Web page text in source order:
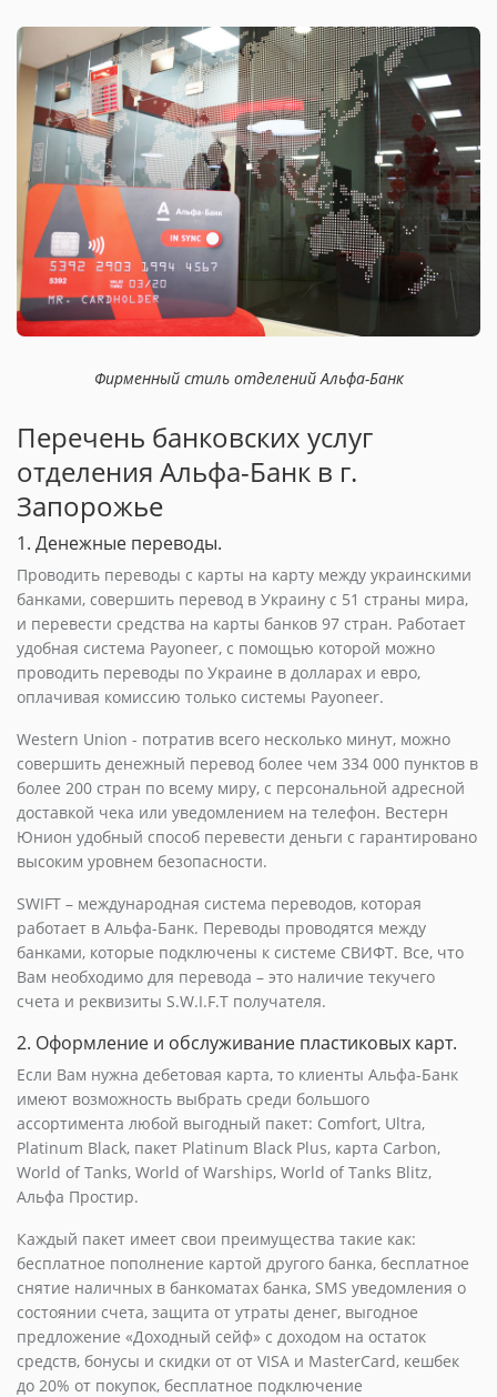
Фирменный стиль отделений Альфа-Банк
Перечень банковских услуг
отделения Альфа-Банк в г.
Запорожье
1. Денежные переводы.
Проводить переводы с карты на карту между украинскими
банками, совершить перевод в Украину с 51 страны мира,
и перевести средства на карты банков 97 стран. Работает
удобная система Payoneer, с помощью которой можно
проводить переводы по Украине в долларах и евро,
оплачивая комиссию только системы Payoneer.
Western Union - потратив всего несколько минут, можно
совершить денежный перевод более чем 334 000 пунктов в
более 200 стран по всему миру, с персональной адресной
доставкой чека или уведомлением на телефон. Вестерн
Юнион удобный способ перевести деньги с гарантировано
высоким уровнем безопасности.
SWIFT – международная система переводов, которая
работает в Альфа-Банк. Переводы проводятся между
банками, которые подключены к системе СВИФТ. Все, что
Вам необходимо для перевода – это наличие текучего
счета и реквизиты S.W.I.F.T получателя.
2. Оформление и обслуживание пластиковых карт.
Если Вам нужна дебетовая карта, то клиенты Альфа-Банк
имеют возможность выбрать среди большого
ассортимента любой выгодный пакет: Comfort, Ultra,
Platinum Black, пакет Platinum Black Plus, карта Carbon,
World of Tanks, World of Warships, World of Tanks Blitz,
Альфа Простир.
Каждый пакет имеет свои преимущества такие как:
бесплатное пополнение картой другого банка, бесплатное
снятие наличных в банкоматах банка, SMS уведомления о
состоянии счета, защита от утраты денег, выгодное
предложение «Доходный сейф» с доходом на остаток
средств, бонусы и скидки от от VISA и MasterCard, кешбек
до 20% от покупок, бесплатное подключение